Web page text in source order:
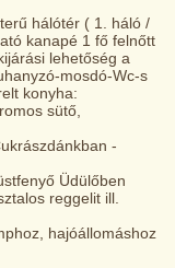
hálótér ( 1. háló /
kanapé 1 fő felnőtt
lehetőség a
mosdó-Wc-s
konyha:
sütő,
-
Üdülőben
reggelit ill.
hajóállomáshoz